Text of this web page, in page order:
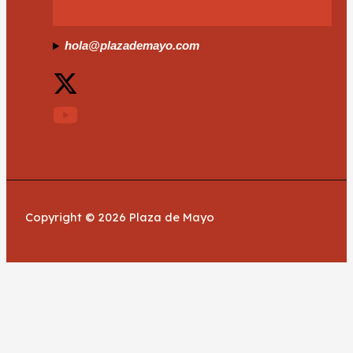
hola@plazademayo.com
Copyright © 2026 Plaza de Mayo